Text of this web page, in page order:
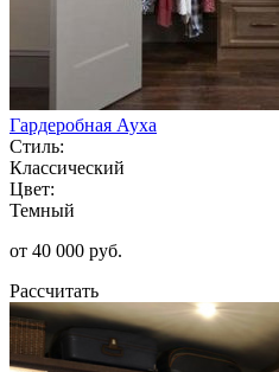
Гардеробная Ауха
Стиль:
Классический
Цвет:
Темный
от 40 000 руб.
Рассчитать